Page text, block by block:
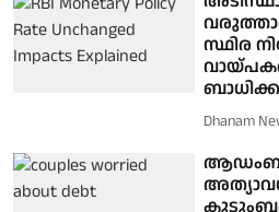
സ്ഥിര
Dhanam